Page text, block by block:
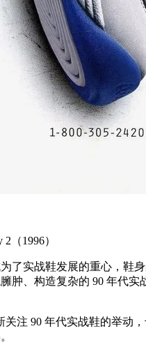
1996）
实战鞋发展的重心，鞋身
肿、构造复杂的 90 年代实
注 90 年代实战鞋的举动，